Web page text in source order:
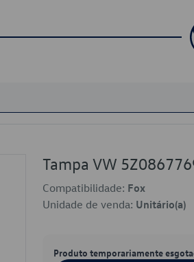
Tampa VW
Compatibilidade: Fox
Unidade de venda: Unitário(a)
Produto temporariamente